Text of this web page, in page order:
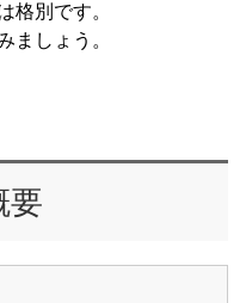
格別です。
ましょう。
要